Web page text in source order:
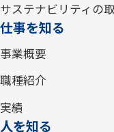
サステナビリティの
仕事を知る
事業概要
職種紹介
実績
人を知る